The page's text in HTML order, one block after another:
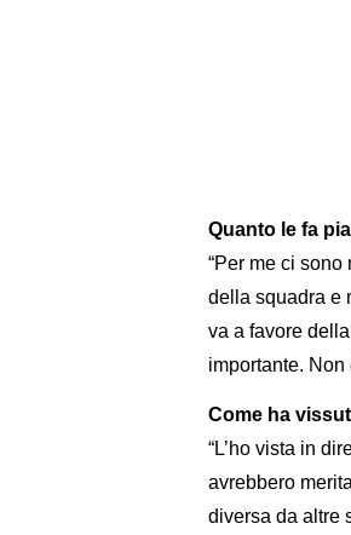
Quanto le fa
“Per me ci
della squadra e
va a favore
importante. Non
Come ha
“L’ho vista in
avrebbero
diversa da altre